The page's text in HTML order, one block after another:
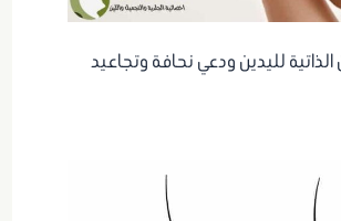
لليدين ودعي نحافة وتجاعيد